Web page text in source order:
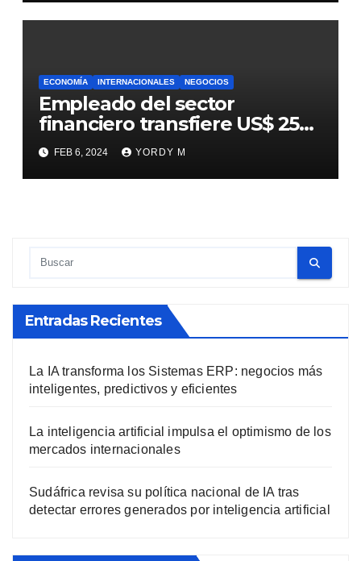
Google según tres
ECONOMÍA INTERNACIONALES NEGOCIOS
Empleado del sector
financiero transfiere US$ 25
millones tras una
videollamada con un
supuesto ‘director financiero’
FEB 6, 2024 YORDY M
Entradas Recientes
La IA transforma los Sistemas ERP: negocios más
inteligentes, predictivos y eficientes
La inteligencia artificial impulsa el optimismo de los
mercados internacionales
Sudáfrica revisa su política nacional de IA tras
detectar errores generados por inteligencia artificial